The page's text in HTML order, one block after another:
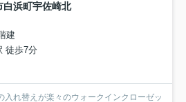
白浜町宇佐崎北
建
徒歩7分
入れ替えが楽々のウォークインクローゼッ